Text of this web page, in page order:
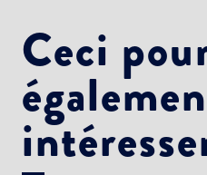
Ceci